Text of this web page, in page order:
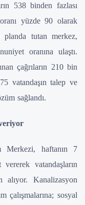
538 binden fazlası
oranı yüzde 90 olarak
planda tutan merkez,
oranına ulaştı.
çağrıların 210 bin
vatandaşın talep ve
sağlandı.
Merkezi, haftanın 7
vatandaşların
Kanalizasyon
çalışmalarına; sosyal